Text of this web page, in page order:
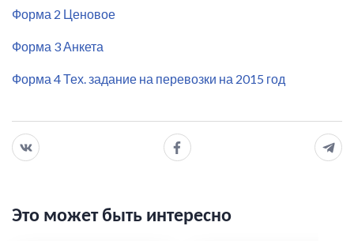
Форма 2 Ценовое
Форма 3 Анкета
Форма 4 Тех. задание на перевозки на 2015 год
Это может быть интересно